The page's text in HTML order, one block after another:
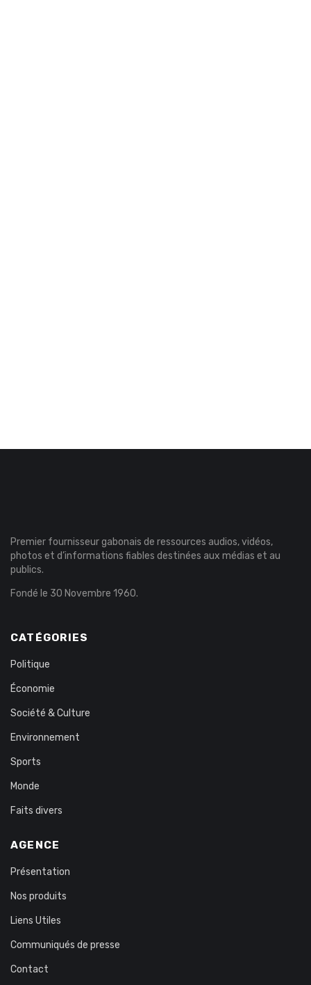
Premier fournisseur gabonais de ressources audios, vidéos,
photos et d’informations fiables destinées aux médias et au
publics.
Fondé le 30 Novembre 1960.
CATÉGORIES
Politique
Économie
Société & Culture
Environnement
Sports
Monde
Faits divers
AGENCE
Présentation
Nos produits
Liens Utiles
Communiqués de presse
Contact